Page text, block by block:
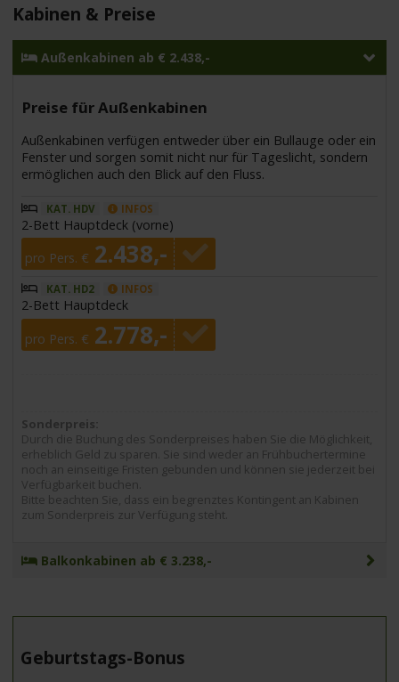
Kabinen & Preise
Außenkabinen ab € 2.438,-
Preise für Außenkabinen
Außenkabinen verfügen entweder über ein Bullauge oder ein
Fenster und sorgen somit nicht nur für Tageslicht, sondern
ermöglichen auch den Blick auf den Fluss.
KAT. HDV INFOS
2-Bett Hauptdeck (vorne)
pro Pers. € 2.438,-
KAT. HD2 INFOS
2-Bett Hauptdeck
pro Pers. € 2.778,-
Sonderpreis:
Durch die Buchung des Sonderpreises haben Sie die Möglichkeit,
erheblich Geld zu sparen. Sie sind weder an Frühbuchertermine
noch an einseitige Fristen gebunden und können sie jederzeit bei
Verfügbarkeit buchen.
Bitte beachten Sie, dass ein begrenztes Kontingent an Kabinen
zum Sonderpreis zur Verfügung steht.
Balkonkabinen ab € 3.238,-
Geburtstags-Bonus